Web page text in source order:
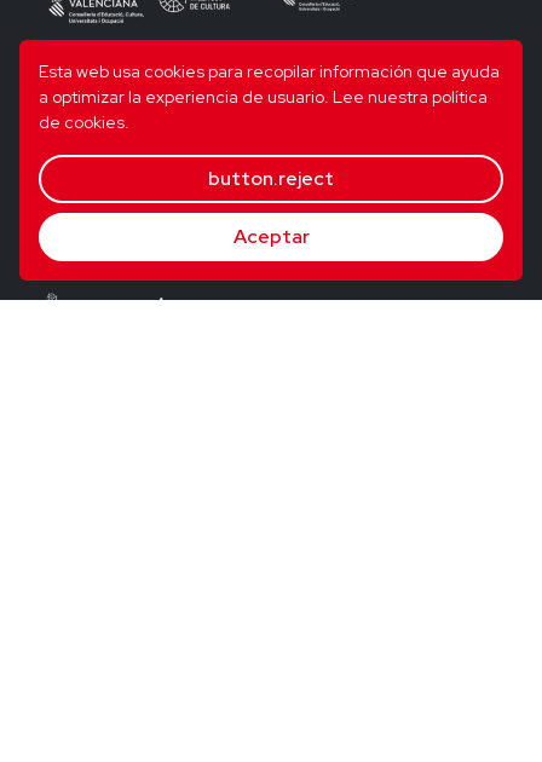
Esta web usa cookies para recopilar información que ayuda
a optimizar la experiencia de usuario. Lee nuestra política
de cookies.
button.reject
Aceptar